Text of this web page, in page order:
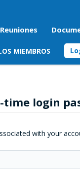
Reuniones
MIEMBROS
time login
with your